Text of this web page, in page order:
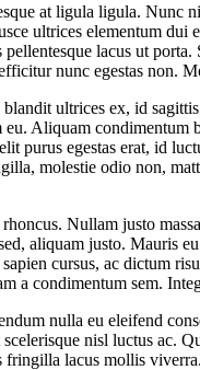
at ligula ligula.
ultrices elementum
lacus ut
nunc egestas
ultrices ex, id
Aliquam
purus egestas erat, id
molestie odio non,
Nullam justo
aliquam justo. Mauris
cursus, ac dictum
a condimentum sem.
nulla eu eleifend
nisl luctus
fringilla lacus mollis viverra.